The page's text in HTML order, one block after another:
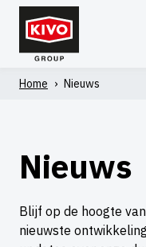
Overslaan
Zoeken
Home › Nieuws
Nieuws
Blijf op de hoogte
nieuwste